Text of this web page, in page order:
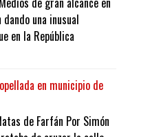
una inusual
en la República
en municipio de
de Farfán Por Simón